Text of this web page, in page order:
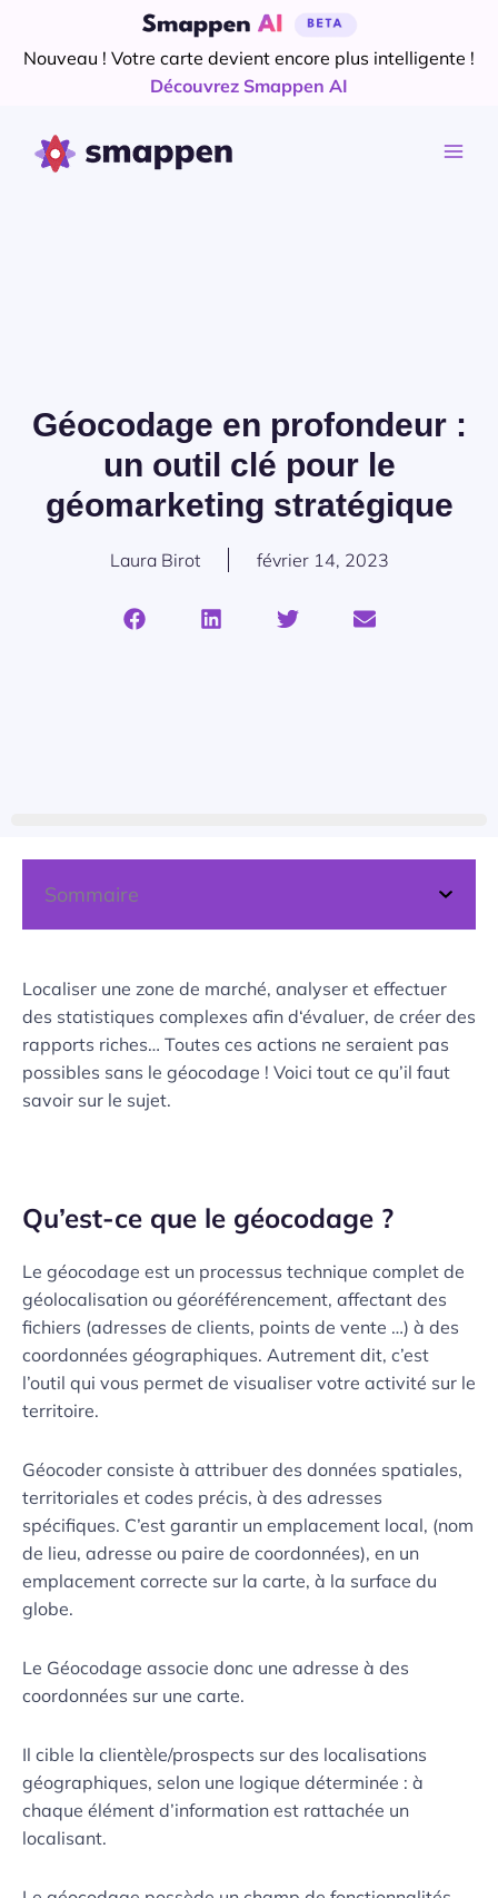
Nouveau ! Votre carte devient encore plus intelligente !
Découvrez Smappen AI
contenu
Géocodage en profondeur :
un outil clé pour le
géomarketing stratégique
Laura Birot février 14, 2023
Sommaire
Localiser une zone de marché, analyser et effectuer
des statistiques complexes afin d‘évaluer, de créer des
rapports riches… Toutes ces actions ne seraient pas
possibles sans le géocodage ! Voici tout ce qu’il faut
savoir sur le sujet.
Qu’est-ce que le géocodage ?
Le géocodage est un processus technique complet de
géolocalisation ou géoréférencement, affectant des
fichiers (adresses de clients, points de vente …) à des
coordonnées géographiques. Autrement dit, c’est
l’outil qui vous permet de visualiser votre activité sur le
territoire.
Géocoder consiste à attribuer des données spatiales,
territoriales et codes précis, à des adresses
spécifiques. C’est garantir un emplacement local, (nom
de lieu, adresse ou paire de coordonnées), en un
emplacement correcte sur la carte, à la surface du
globe.
Le Géocodage associe donc une adresse à des
coordonnées sur une carte.
Il cible la clientèle/prospects sur des localisations
géographiques, selon une logique déterminée : à
chaque élément d’information est rattachée un
localisant.